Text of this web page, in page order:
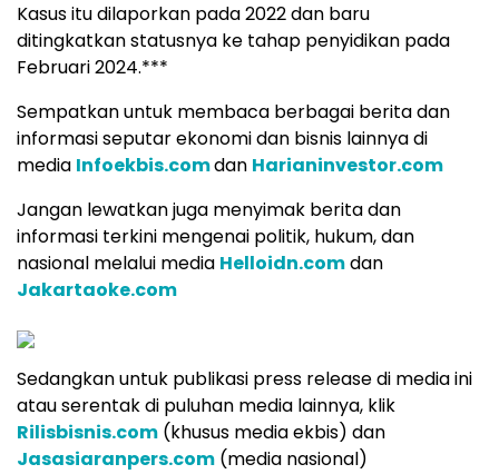
Kasus itu dilaporkan pada 2022 dan baru
ditingkatkan statusnya ke tahap penyidikan pada
Februari 2024.***
Sempatkan untuk membaca berbagai berita dan
informasi seputar ekonomi dan bisnis lainnya di
media Infoekbis.comdan Harianinvestor.com
Jangan lewatkan juga menyimak berita dan
informasi terkini mengenai politik, hukum, dan
nasional melalui media Helloidn.comdan
Jakartaoke.com
Sedangkan untuk publikasi press release di media ini
atau serentak di puluhan media lainnya, klik
Rilisbisnis.com (khusus media ekbis) dan
Jasasiaranpers.com (media nasional)